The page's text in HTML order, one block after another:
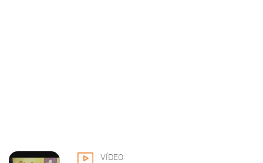
VÍDEO